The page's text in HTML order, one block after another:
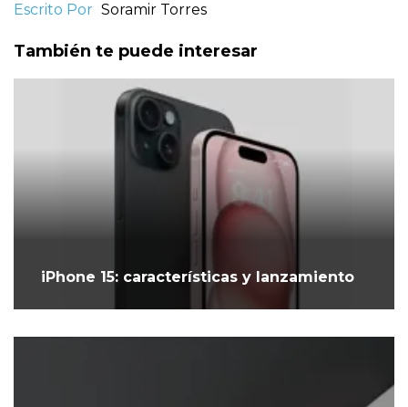
Escrito Por Soramir Torres
También te puede interesar
iPhone 15: características y lanzamiento